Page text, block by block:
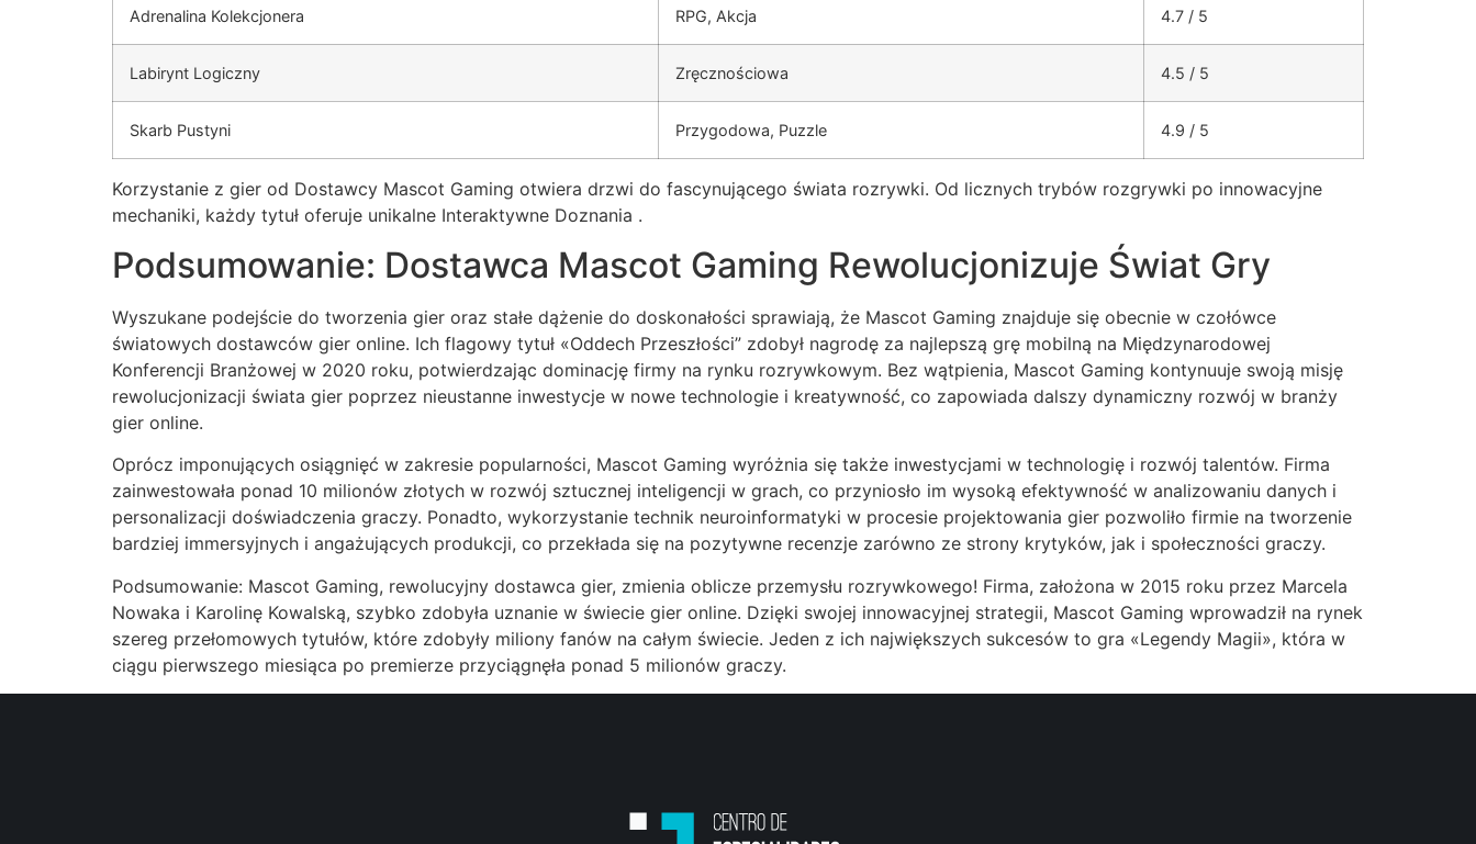
Adrenalina Kolekcjonera RPG, Akcja 4.7 / 5
Labirynt Logiczny Zręcznościowa 4.5 / 5
Skarb Pustyni Przygodowa, Puzzle 4.9 / 5
Korzystanie z gier od Dostawcy Mascot Gaming otwiera drzwi do fascynującego świata rozrywki. Od licznych trybów rozgrywki po innowacyjne
mechaniki, każdy tytuł oferuje unikalne Interaktywne Doznania .
Podsumowanie: Dostawca Mascot Gaming Rewolucjonizuje Świat Gry
Wyszukane podejście do tworzenia gier oraz stałe dążenie do doskonałości sprawiają, że Mascot Gaming znajduje się obecnie w czołówce
światowych dostawców gier online. Ich flagowy tytuł «Oddech Przeszłości” zdobył nagrodę za najlepszą grę mobilną na Międzynarodowej
Konferencji Branżowej w 2020 roku, potwierdzając dominację firmy na rynku rozrywkowym. Bez wątpienia, Mascot Gaming kontynuuje swoją misję
rewolucjonizacji świata gier poprzez nieustanne inwestycje w nowe technologie i kreatywność, co zapowiada dalszy dynamiczny rozwój w branży
gier online.
Oprócz imponujących osiągnięć w zakresie popularności, Mascot Gaming wyróżnia się także inwestycjami w technologię i rozwój talentów. Firma
zainwestowała ponad 10 milionów złotych w rozwój sztucznej inteligencji w grach, co przyniosło im wysoką efektywność w analizowaniu danych i
personalizacji doświadczenia graczy. Ponadto, wykorzystanie technik neuroinformatyki w procesie projektowania gier pozwoliło firmie na tworzenie
bardziej immersyjnych i angażujących produkcji, co przekłada się na pozytywne recenzje zarówno ze strony krytyków, jak i społeczności graczy.
Podsumowanie: Mascot Gaming, rewolucyjny dostawca gier, zmienia oblicze przemysłu rozrywkowego! Firma, założona w 2015 roku przez Marcela
Nowaka i Karolinę Kowalską, szybko zdobyła uznanie w świecie gier online. Dzięki swojej innowacyjnej strategii, Mascot Gaming wprowadził na rynek
szereg przełomowych tytułów, które zdobyły miliony fanów na całym świecie. Jeden z ich największych sukcesów to gra «Legendy Magii», która w
ciągu pierwszego miesiąca po premierze przyciągnęła ponad 5 milionów graczy.